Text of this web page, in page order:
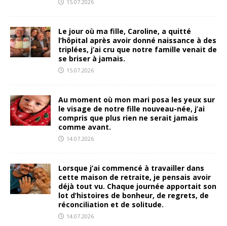
15.07.2026
Le jour où ma fille, Caroline, a quitté
l’hôpital après avoir donné naissance à des
triplées, j’ai cru que notre famille venait de
se briser à jamais.
15.07.2026
Au moment où mon mari posa les yeux sur
le visage de notre fille nouveau-née, j’ai
compris que plus rien ne serait jamais
comme avant.
14.07.2026
Lorsque j’ai commencé à travailler dans
cette maison de retraite, je pensais avoir
déjà tout vu. Chaque journée apportait son
lot d’histoires de bonheur, de regrets, de
réconciliation et de solitude.
14.07.2026